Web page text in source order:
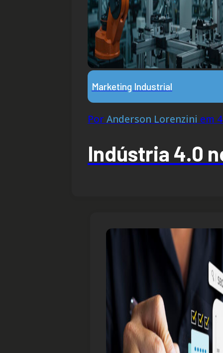
Marketing Industrial
Por Anderson Lorenzini em
Indústria 4.0